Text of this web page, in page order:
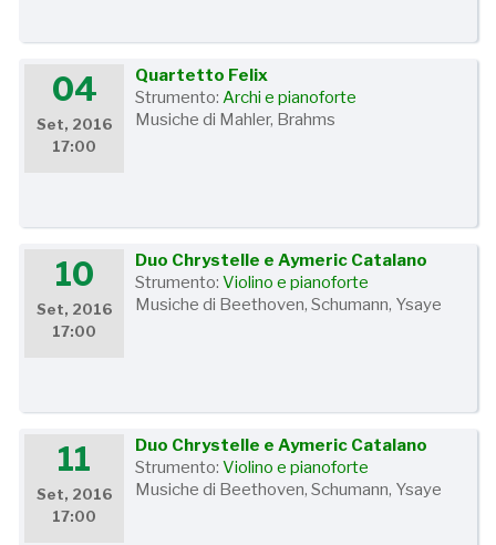
04
Set, 2016
17:00
Quartetto Felix
Strumento:Archi e pianoforte
Musiche di Mahler, Brahms
10
Set, 2016
17:00
Duo Chrystelle e Aymeric Catalano
Strumento:Violino e pianoforte
Musiche di Beethoven, Schumann, Ysaye
11
Set, 2016
17:00
Duo Chrystelle e Aymeric Catalano
Strumento:Violino e pianoforte
Musiche di Beethoven, Schumann, Ysaye